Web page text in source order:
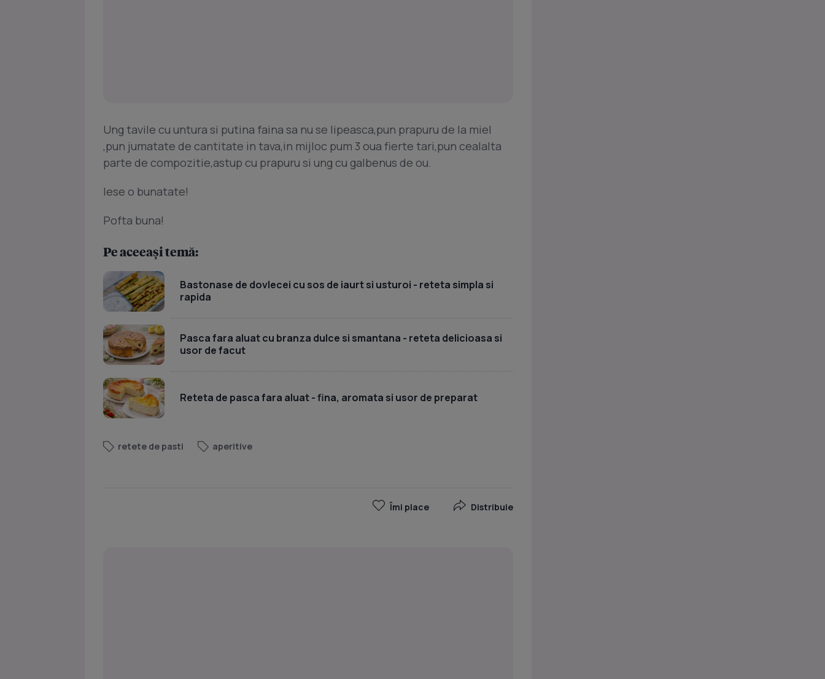
Ung tavile cu untura si putina faina sa nu se lipeasca,pun prapuru de la miel
,pun jumatate de cantitate in tava,in mijloc pum 3 oua fierte tari,pun cealalta
parte de compozitie,astup cu prapuru si ung cu galbenus de ou.
Iese o bunatate!
Pofta buna!
Pe aceeași temă:
Bastonase de dovlecei cu sos de iaurt si usturoi - reteta simpla si
rapida
Pasca fara aluat cu branza dulce si smantana - reteta delicioasa si
usor de facut
Reteta de pasca fara aluat - fina, aromata si usor de preparat
retete de pasti aperitive
Îmi place Distribuie